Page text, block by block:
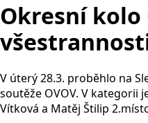
Okresní kolo
V úterý 28.3. proběhlo na
soutěže OVOV. V kategorii
Vítková a Matěj Štilip